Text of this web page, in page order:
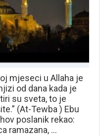
mjeseci u Allaha je
od dana kada je
su sveta, to je
(At-Tewba ) Ebu
poslanik rekao:
ramazana, …